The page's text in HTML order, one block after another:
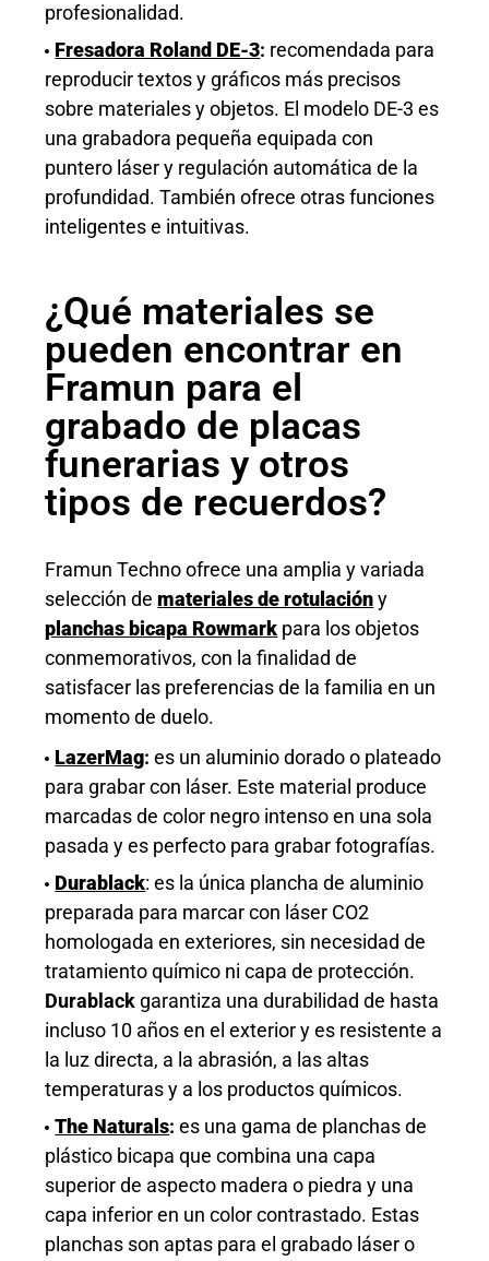
profesionalidad.
Fresadora Roland DE-3: recomendada para
reproducirtextos y gráficos más precisos
sobre materiales y objetos. El modelo DE-3 es
una grabadora pequeña equipada con
puntero láser y regulación automática de la
profundidad. También ofrece otras funciones
inteligentes e intuitivas.
¿Qué materiales se
pueden encontrar en
Framun para el
grabado de placas
funerarias y otros
tipos de recuerdos?
Framun Techno ofrece una amplia y variada
selección demateriales de rotulacióny
planchas bicapa Rowmark para los objetos
conmemorativos, con la finalidad de
satisfacer las preferencias de la familia en un
momento de duelo.
LazerMag: es un aluminio dorado o plateado
para grabar con láser. Este material produce
marcadas de color negro intenso en una sola
pasada y es perfecto para grabar fotografías.
Durablack: es la única plancha de aluminio
preparada para marcar con láser CO2
homologadaenexteriores, sin necesidad de
tratamiento químico ni capa de protección.
Durablack garantiza una durabilidad de hasta
incluso 10 años en el exteriory es resistente a
la luz directa, a la abrasión, a las altas
temperaturas y a los productos químicos.
The Naturals: es una gama de planchas de
plástico bicapa que combina una capa
superior de aspecto madera o piedra y una
capa inferior en un color contrastado. Estas
planchas son aptas para el grabado láser o